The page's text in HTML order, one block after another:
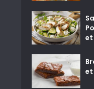
et
et